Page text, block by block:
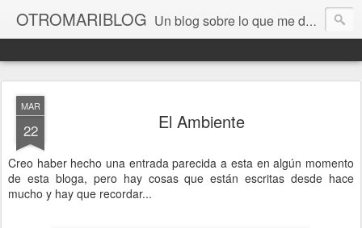
OTROMARIBLOG Un blog sobre lo que me da la gana, así en general, desde lo personal a cuestiones LGTB, vamos, mis mariconadas y esas cosas del Orgullo, la reivindicación y, en general, de reclamar las cosas que son justas y que cada cual haga lo que le venga en gana siempre que no moleste al vecino; cosas que ver, visitar... algún viaje... de todo un poco. Ah, y aquí a las chivatas no las queremos ver ni en pintura.
MAR
22 El Ambiente
Creo haber hecho una entrada parecida a esta en algún momento
de esta bloga, pero hay cosas que están escritas desde hace
mucho y hay que recordar...